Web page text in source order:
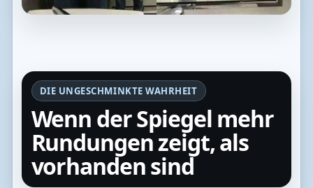
DIE UNGESCHMINKTE WAHRHEIT
Wenn der Spiegel mehr
Rundungen zeigt, als
vorhanden sind